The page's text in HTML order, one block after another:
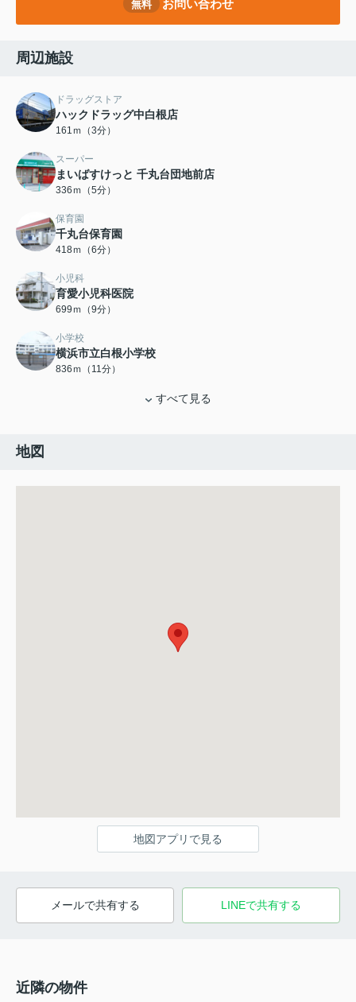
無料 お問い合わせ
周辺施設
ドラッグストア
ハックドラッグ中白根店
161ｍ（3分）
スーパー
まいばすけっと 千丸台団地前店
336ｍ（5分）
保育園
千丸台保育園
418ｍ（6分）
小児科
育愛小児科医院
699ｍ（9分）
小学校
横浜市立白根小学校
836ｍ（11分）
すべて見る
地図
地図アプリで見る
メールで共有する LINEで共有する
近隣の物件